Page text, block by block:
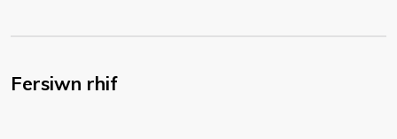
Fersiwn rhif